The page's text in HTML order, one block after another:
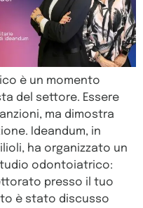
è un momento
del settore. Essere
ma dimostra
Ideandum, in
ha organizzato un
odontoiatrico:
presso il tuo
è stato discusso